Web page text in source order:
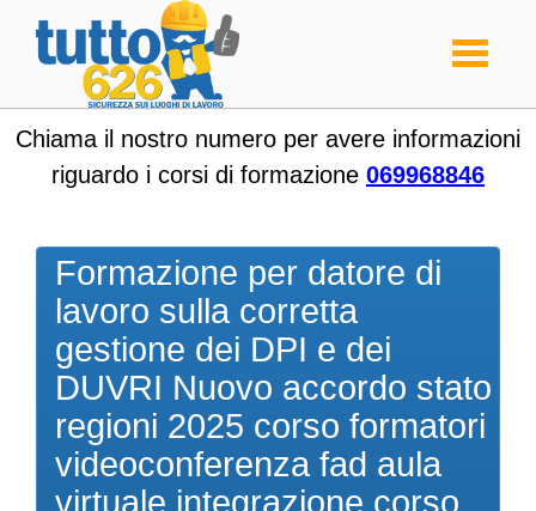
Toggle
Chiama il nostro numero per avere informazioni
riguardo i corsi di formazione 069968846
Formazione per datore di
lavoro sulla corretta
gestione dei DPI e dei
DUVRI Nuovo accordo stato
regioni 2025 corso formatori
videoconferenza fad aula
virtuale integrazione corso